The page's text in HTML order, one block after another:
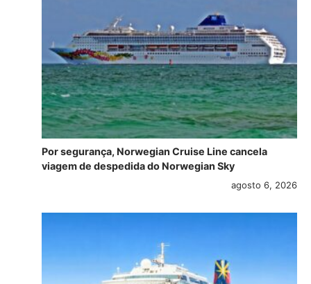
Por segurança, Norwegian Cruise Line cancela
viagem de despedida do Norwegian Sky
agosto 6, 2026